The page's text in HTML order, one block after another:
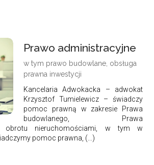
Prawo administracyjne
w tym prawo budowlane, obsługa
prawna inwestycji
Kancelaria Adwokacka – adwokat
Krzysztof Tumielewicz – świadczy
pomoc prawną w zakresie Prawa
budowlanego, Prawa
obrotu nieruchomościami, w tym w
pomoc prawna, (...)